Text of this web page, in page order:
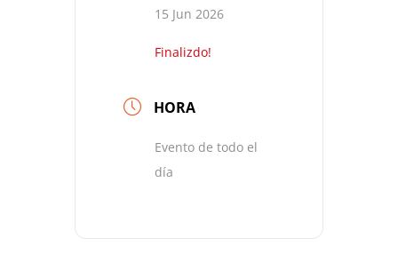
15 Jun 2026
Finalizdo!
HORA
Evento de todo el
día